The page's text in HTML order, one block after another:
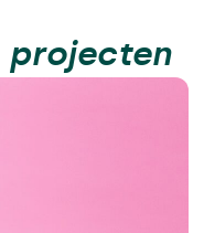
projecten